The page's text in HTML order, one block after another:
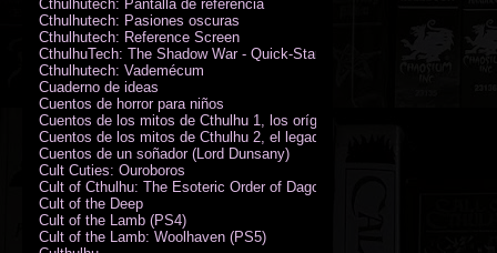
Cthulhutech: Pantalla de referencia
Cthulhutech: Pasiones oscuras
Cthulhutech: Reference Screen
CthulhuTech: The Shadow War - Quick-Start Rules (PDF)
Cthulhutech: Vademécum
Cuaderno de ideas
Cuentos de horror para niños
Cuentos de los mitos de Cthulhu 1, los orígenes
Cuentos de los mitos de Cthulhu 2, el legado
Cuentos de un soñador (Lord Dunsany)
Cult Cuties: Ouroboros
Cult of Cthulhu: The Esoteric Order of Dagon Vol.1: Book One
Cult of the Deep
Cult of the Lamb (PS4)
Cult of the Lamb: Woolhaven (PS5)